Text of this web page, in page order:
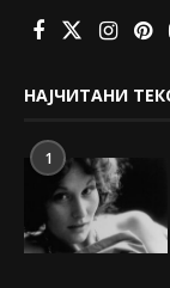
НАЈЧИТАНИ
1